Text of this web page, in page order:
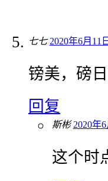
七七 2020年6月11
镑美，磅
回复
斯彬 2020年
这个时